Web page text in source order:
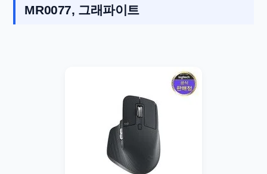
MR0077, 그래파이트